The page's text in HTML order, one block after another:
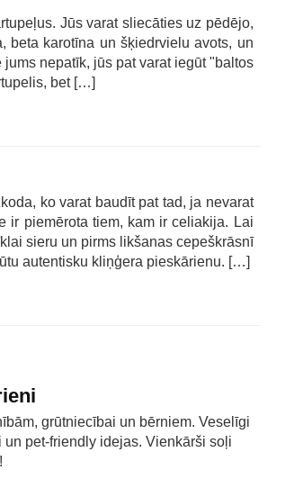
Jūs varat sliecāties uz pēdējo,
beta karotīna un šķiedrvielu avots, un
nepatīk, jūs pat varat iegūt "baltos
bet […]
ko varat baudīt pat tad, ja nevarat
ir piemērota tiem, kam ir celiakija. Lai
sieru un pirms likšanas cepeškrāsnī
autentisku kliņģera pieskārienu. […]
grūtniecībai un bērniem. Veselīgi
pet-friendly idejas. Vienkārši soļi